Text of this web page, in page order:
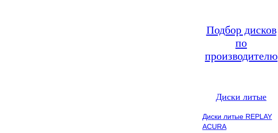
Подбор дисков
по
производителю
Диски литые
Диски литые REPLAY
ACURA